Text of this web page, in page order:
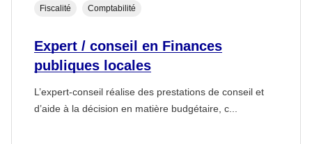
Expert / conseil en Finances
publiques locales
L’expert-conseil réalise des prestations de conseil et
d’aide à la décision en matière budgétaire, c...
Fiscalité Comptabilité